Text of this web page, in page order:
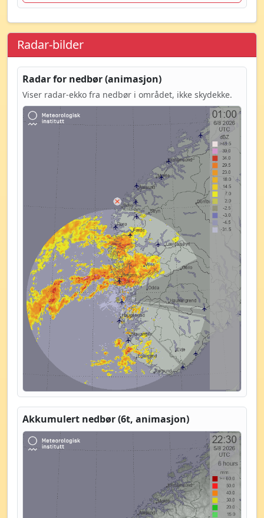
Radar-bilder
Radar for nedbør (animasjon)
Viser radar-ekko fra nedbør i området, ikke skydekke.
Akkumulert nedbør (6t, animasjon)